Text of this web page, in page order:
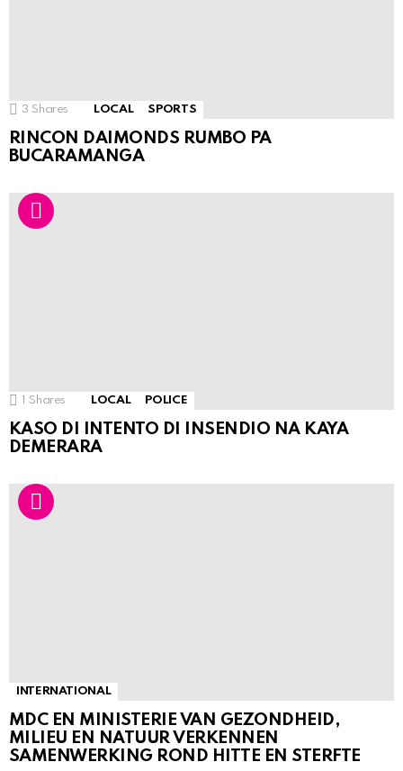
3 Shares LOCAL SPORTS
RINCON DAIMONDS RUMBO PA
BUCARAMANGA
1 Shares LOCAL POLICE
KASO DI INTENTO DI INSENDIO NA KAYA
DEMERARA
INTERNATIONAL
MDC EN MINISTERIE VAN GEZONDHEID,
MILIEU EN NATUUR VERKENNEN
SAMENWERKING ROND HITTE EN STERFTE